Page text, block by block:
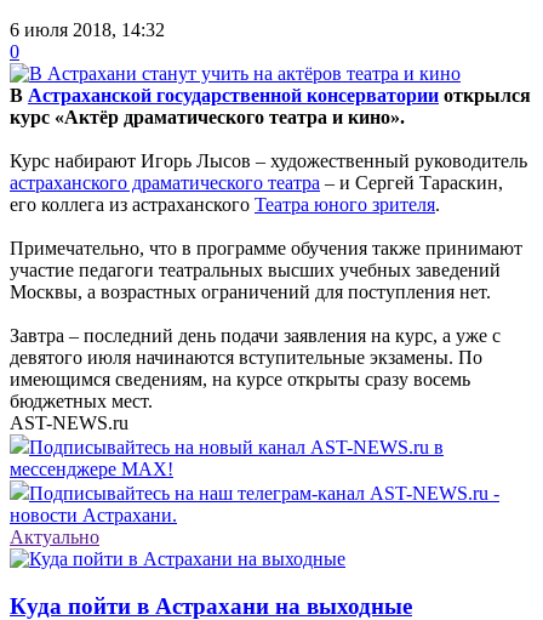
6 июля 2018, 14:32
0
В Астраханской государственной консерватории открылся
курс «Актёр драматического театра и кино».
Курс набирают Игорь Лысов – художественный руководитель
астраханского драматического театра – и Сергей Тараскин,
его коллега из астраханского Театра юного зрителя.
Примечательно, что в программе обучения также принимают
участие педагоги театральных высших учебных заведений
Москвы, а возрастных ограничений для поступления нет.
Завтра – последний день подачи заявления на курс, а уже с
девятого июля начинаются вступительные экзамены. По
имеющимся сведениям, на курсе открыты сразу восемь
бюджетных мест.
AST-NEWS.ru
Подписывайтесь на новый канал AST-NEWS.ru в
мессенджере MAX!
Подписывайтесь на наш телеграм-канал AST-NEWS.ru -
новости Астрахани.
Актуально
Куда пойти в Астрахани на выходные